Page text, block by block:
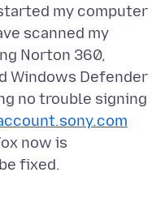
my computer
scanned my
Norton 360,
Windows Defender
no trouble signing
now is